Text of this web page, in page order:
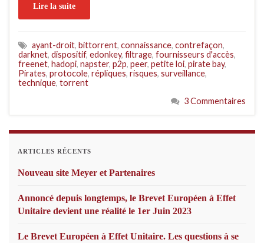
Lire la suite
ayant-droit, bittorrent, connaissance, contrefaçon,
darknet, dispositif, edonkey, filtrage, fournisseurs d'accès,
freenet, hadopi, napster, p2p, peer, petite loi, pirate bay,
Pirates, protocole, répliques, risques, surveillance,
technique, torrent
3 Commentaires
ARTICLES RÉCENTS
Nouveau site Meyer et Partenaires
Annoncé depuis longtemps, le Brevet Européen à Effet
Unitaire devient une réalité le 1er Juin 2023
Le Brevet Européen à Effet Unitaire. Les questions à se